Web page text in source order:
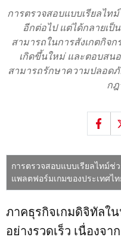
การตรวจสอบแบบเรียลไ
อีกต่อไป แต่ได้กลายเป็
สามารถในการสังเกตกิจก
เกิดขึ้นใหม่ และตอบสน
สามารถรักษาความปลอด
กฎ
การตรวจสอบแบบเรียลไทม์ช่
แพลตฟอร์มเกมของประเทศไท
ภาคธุรกิจเกมดิจิทัลใ
อย่างรวดเร็ว เนื่องจ